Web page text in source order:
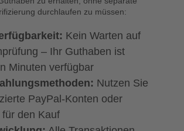
durchlaufen zu müssen:
Kein Warten auf
– Ihr Guthaben ist
Minuten verfügbar
Nutzen Sie
PayPal-Konten oder
den Kauf